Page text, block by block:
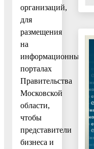
организаций,
для
размещения
на
информационных
порталах
Правительства
Московской
области,
чтобы
представители
бизнеса и